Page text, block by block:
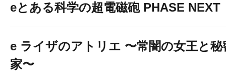
eとある科学の超電磁砲 PHASE NEXT
e ライザのアトリエ 〜常闇の女王と秘
家〜